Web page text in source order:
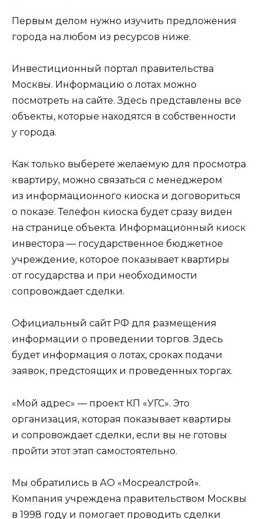
Первым делом нужно изучить предложения
города на любом из ресурсов ниже.
Инвестиционный портал правительства
Москвы. Информацию о лотах можно
посмотреть на сайте. Здесь представлены все
объекты, которые находятся в собственности
у города.
Как только выберете желаемую для просмотра
квартиру, можно связаться с менеджером
из информационного киоска и договориться
о показе. Телефон киоска будет сразу виден
на странице объекта. Информационный киоск
инвестора — государственное бюджетное
учреждение, которое показывает квартиры
от государства и при необходимости
сопровождает сделки.
Официальный сайт РФ для размещения
информации о проведении торгов. Здесь
будет информация о лотах, сроках подачи
заявок, предстоящих и проведенных торгах.
«Мой адрес» — проект КП «УГС». Это
организация, которая показывает квартиры
и сопровождает сделки, если вы не готовы
пройти этот этап самостоятельно.
Мы обратились в АО «Мосреалстрой».
Компания учреждена правительством Москвы
в 1998 году и помогает проводить сделки